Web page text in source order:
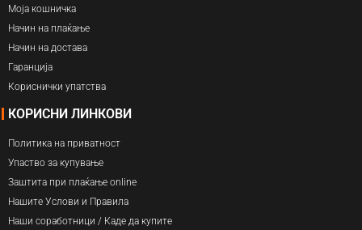
Моја кошничка
Начин на плаќање
Начин на достава
Гаранција
Кориснички упатства
КОРИСНИ ЛИНКОВИ
Политика на приватност
Упаство за купување
Заштита при плаќање online
Нашите Услови и Правила
Наши соработници / Каде да купите